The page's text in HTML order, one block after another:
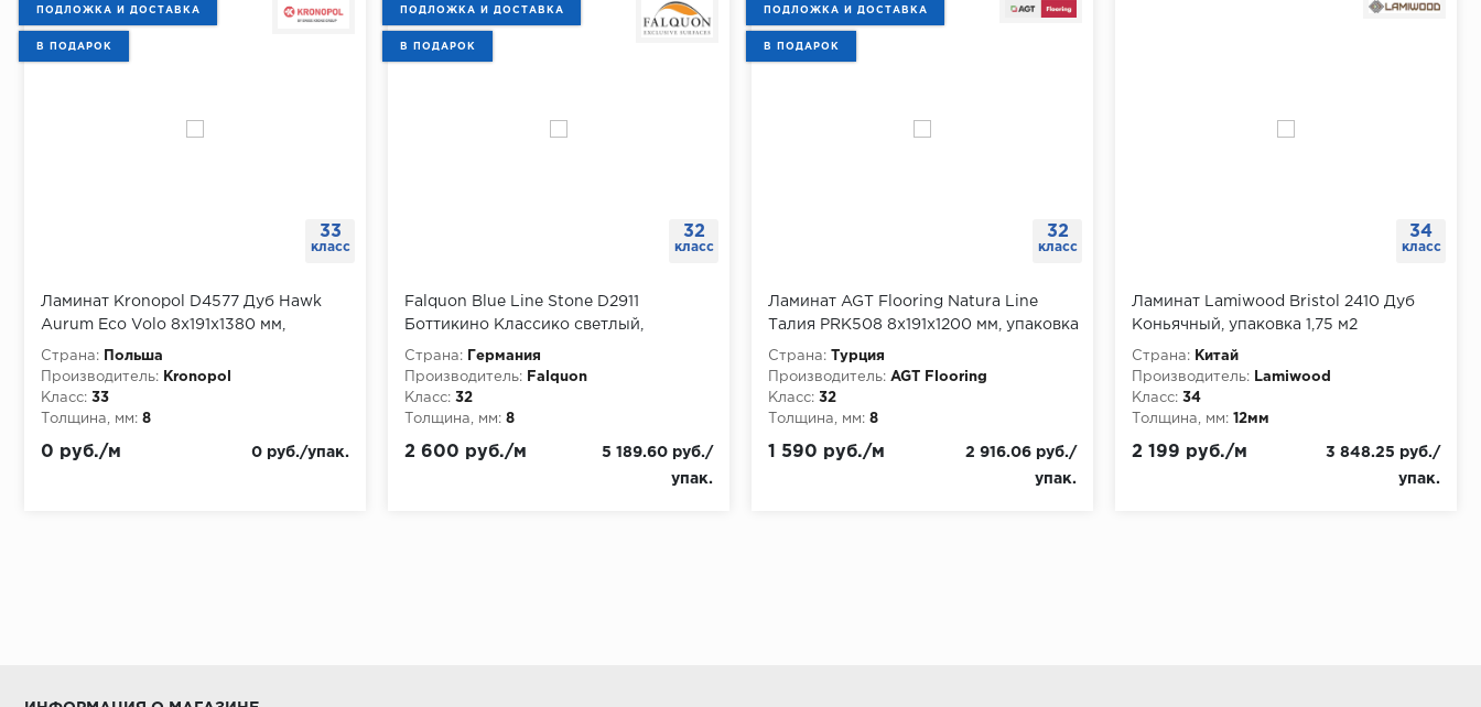
33
класс
ПОДЛОЖКА И ДОСТАВКА
В ПОДАРОК
Ламинат Kronopol D4577 Дуб Hawk
Aurum Eco Volo 8х191х1380 мм,
упаковка 2.109 м
Страна:
Польша
Производитель:
Kronopol
Класс: 33
Толщина, мм: 8
0 руб./м 0 руб./упак.
32
класс
ПОДЛОЖКА И ДОСТАВКА
В ПОДАРОК
Falquon Blue Line Stone D2911
Боттикино Классико светлый,
упаковка 1.996 м
Страна:
Германия
Производитель:
Falquon
Класс: 32
Толщина, мм: 8
2 600 руб./м
5 189.60 руб./
упак.
32
класс
ПОДЛОЖКА И ДОСТАВКА
В ПОДАРОК
Ламинат AGT Flooring Natura Line
Талия PRK508 8x191x1200 мм, упаковка
1.834 м2
Страна:
Турция
Производитель: AGT Flooring
Класс: 32
Толщина, мм: 8
1 590 руб./м
2 916.06 руб./
упак.
34
класс
Ламинат Lamiwood Bristol 2410 Дуб
Коньячный, упаковка 1,75 м2
Страна:
Китай
Производитель:
Lamiwood
Класс: 34
Толщина, мм: 12мм
2 199 руб./м
3 848.25 руб./
упак.